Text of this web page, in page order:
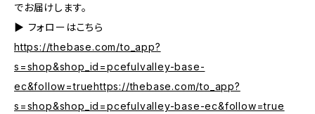
でお届けします。
▶︎ フォローはこちら
https://thebase.com/to_app?
s=shop&shop_id=pcefulvalley-base-
ec&follow=truehttps://thebase.com/to_app?
s=shop&shop_id=pcefulvalley-base-ec&follow=true